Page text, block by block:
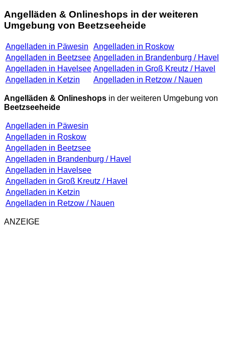
Angelläden & Onlineshops in der weiteren
Umgebung von Beetzseeheide
Angelladen in Päwesin
Angelladen in Roskow
Angelladen in Beetzsee Angelladen in Brandenburg / Havel
Angelladen in Havelsee Angelladen in Groß Kreutz / Havel
Angelladen in Ketzin
Angelladen in Retzow / Nauen
Angelläden & Onlineshops in der weiteren Umgebung von
Beetzseeheide
Angelladen in Päwesin
Angelladen in Roskow
Angelladen in Beetzsee
Angelladen in Brandenburg / Havel
Angelladen in Havelsee
Angelladen in Groß Kreutz / Havel
Angelladen in Ketzin
Angelladen in Retzow / Nauen
ANZEIGE